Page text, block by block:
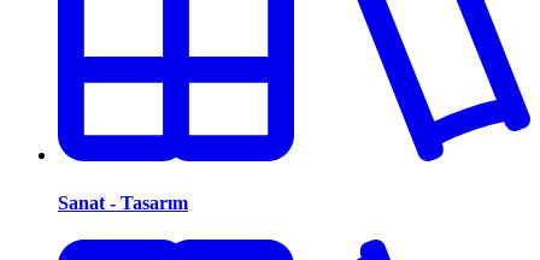
Sanat - Tasarım